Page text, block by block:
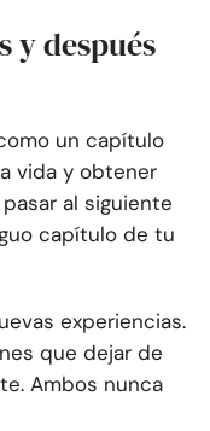
y después
un capítulo
vida y obtener
al siguiente
capítulo de tu
experiencias.
que dejar de
Ambos nunca